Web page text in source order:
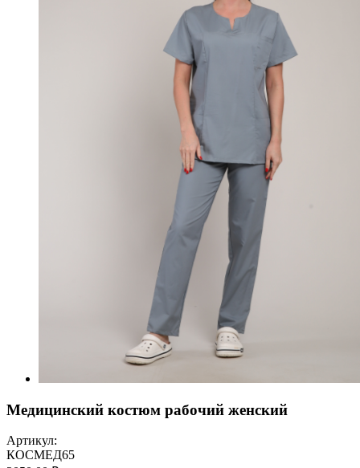
Медицинский костюм рабочий женский
Артикул:
КОСМЕД65